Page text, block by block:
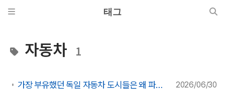
태그
자동차 1
가장 부유했던 독일 자동차 도시들은 왜 파산하는가 - 그리고 왜 한국이 더 위험한가 2026/06/30